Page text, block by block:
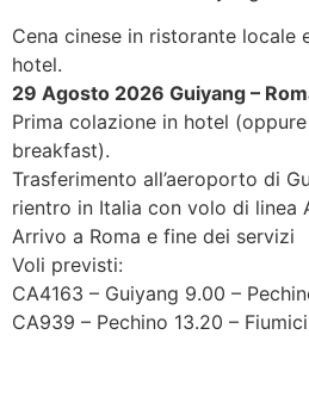
Cena cinese in ristorante locale
hotel.
29 Agosto 2026 Guiyang –
Prima colazione in hotel
breakfast).
Trasferimento all’aeroporto di
rientro in Italia con volo di linea
Arrivo a Roma e fine dei servizi
Voli previsti:
CA4163 – Guiyang 9.00 –
CA939 – Pechino 13.20 –